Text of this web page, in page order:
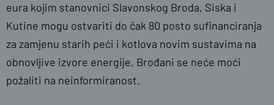
eura kojim stanovnici Slavonskog Broda, Siska i
Kutine mogu ostvariti do čak 80 posto sufinanciranja
za zamjenu starih peći i kotlova novim sustavima na
obnovljive izvore energije, Brođani se neće moći
požaliti na neinformiranost.